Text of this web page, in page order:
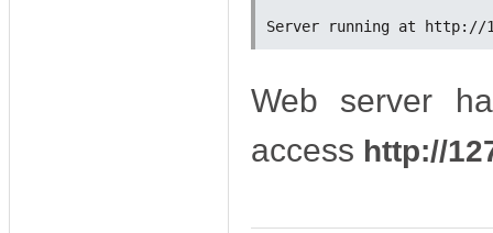
Web server
access http://